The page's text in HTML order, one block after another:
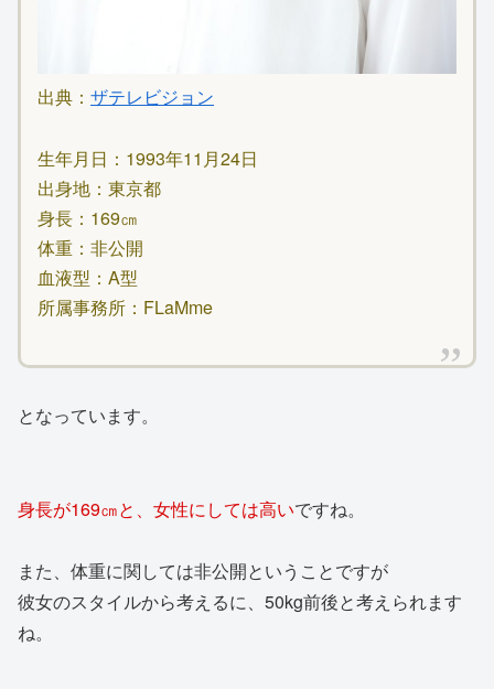
出典： ザテレビジョン
生年月日：1993年11月24日
出身地：東京都
身長：169㎝
体重：非公開
血液型：A型
所属事務所：FLaMme
となっています。
身長が169㎝と、女性にしては高いですね。
また、体重に関しては非公開ということですが
彼女のスタイルから考えるに、50kg前後と考えられます
ね。